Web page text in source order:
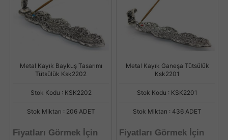
Metal Kayık Baykuş Tasarımı
Tütsülük Ksk2202
Stok Kodu : KSK2202
Stok Miktarı : 206 ADET
Fiyatları Görmek İçin
Metal Kayık Ganeşa Tütsülük
Ksk2201
Stok Kodu : KSK2201
Stok Miktarı : 436 ADET
Fiyatları Görmek İçin